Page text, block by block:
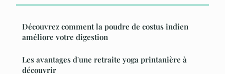
Découvrez comment la poudre de costus indien
améliore votre digestion
Les avantages d'une retraite yoga printanière à
découvrir